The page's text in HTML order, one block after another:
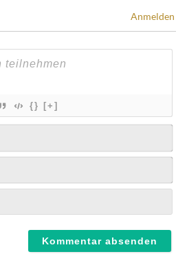
Anmelden
{} [+]